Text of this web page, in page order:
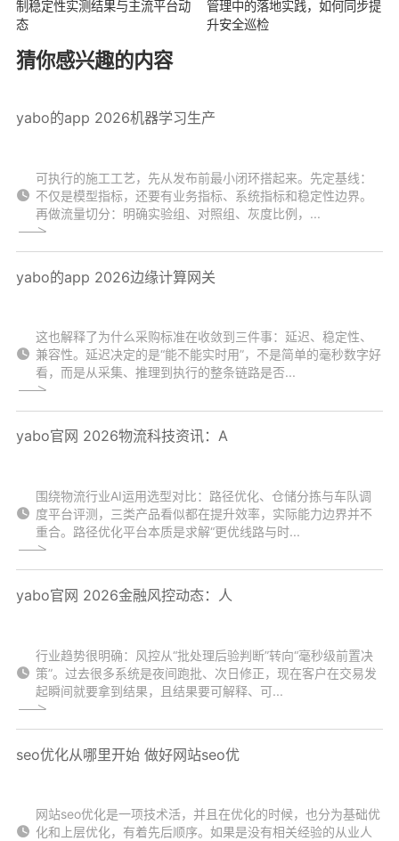
制稳定性实测结果与主流平台动
态
管理中的落地实践，如何同步提
升安全巡检
猜你感兴趣的内容
yabo的app 2026机器学习生产
可执行的施工工艺，先从发布前最小闭环搭起来。先定基线：
不仅是模型指标，还要有业务指标、系统指标和稳定性边界。
再做流量切分：明确实验组、对照组、灰度比例，...
yabo的app 2026边缘计算网关
这也解释了为什么采购标准在收敛到三件事：延迟、稳定性、
兼容性。延迟决定的是“能不能实时用”，不是简单的毫秒数字好
看，而是从采集、推理到执行的整条链路是否...
yabo官网 2026物流科技资讯：A
围绕物流行业AI运用选型对比：路径优化、仓储分拣与车队调
度平台评测，三类产品看似都在提升效率，实际能力边界并不
重合。路径优化平台本质是求解“更优线路与时...
yabo官网 2026金融风控动态：人
行业趋势很明确：风控从“批处理后验判断”转向“毫秒级前置决
策”。过去很多系统是夜间跑批、次日修正，现在客户在交易发
起瞬间就要拿到结果，且结果要可解释、可...
seo优化从哪里开始 做好网站seo优
网站seo优化是一项技术活，并且在优化的时候，也分为基础优
化和上层优化，有着先后顺序。如果是没有相关经验的从业人